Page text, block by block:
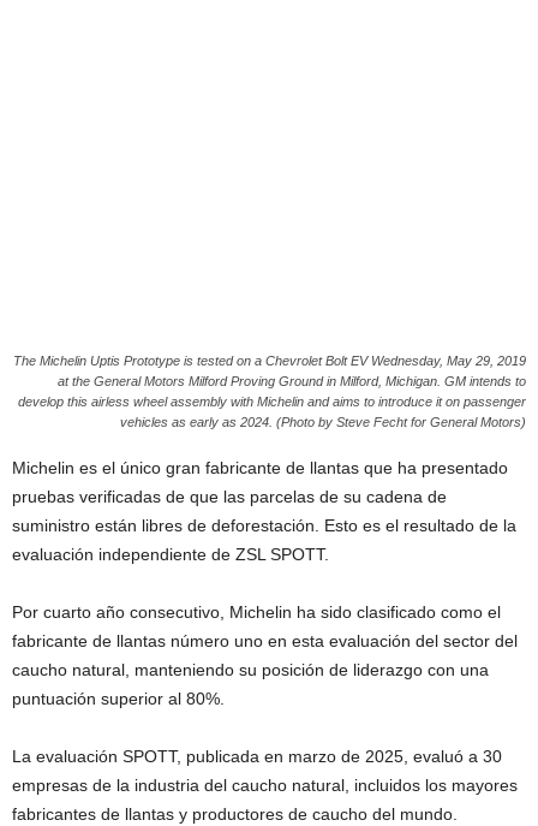
The Michelin Uptis Prototype is tested on a Chevrolet Bolt EV Wednesday, May 29, 2019
at the General Motors Milford Proving Ground in Milford, Michigan. GM intends to
develop this airless wheel assembly with Michelin and aims to introduce it on passenger
vehicles as early as 2024. (Photo by Steve Fecht for General Motors)
Michelin es el único gran fabricante de llantas que ha presentado
pruebas verificadas de que las parcelas de su cadena de
suministro están libres de deforestación. Esto es el resultado de la
evaluación independiente de ZSL SPOTT.
Por cuarto año consecutivo, Michelin ha sido clasificado como el
fabricante de llantas número uno en esta evaluación del sector del
caucho natural, manteniendo su posición de liderazgo con una
puntuación superior al 80%.
La evaluación SPOTT, publicada en marzo de 2025, evaluó a 30
empresas de la industria del caucho natural, incluidos los mayores
fabricantes de llantas y productores de caucho del mundo.